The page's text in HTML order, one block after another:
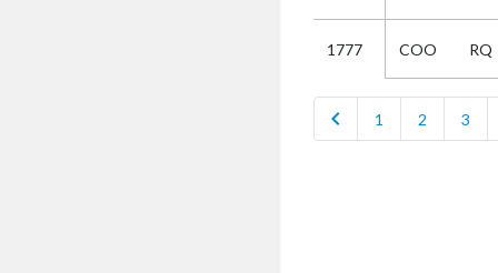
1777 COO RQ
chevron_left 1 2 3